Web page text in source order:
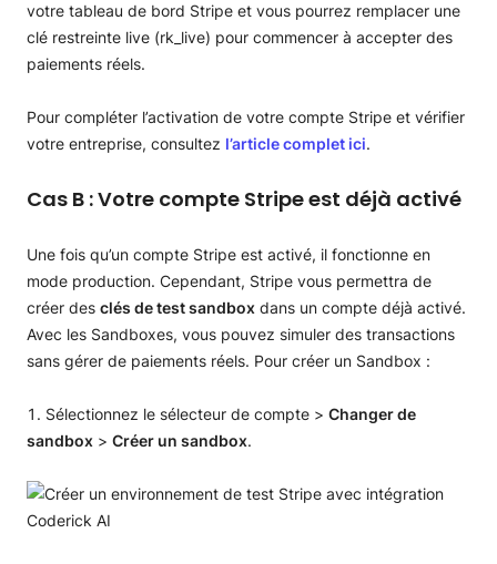
votre tableau de bord Stripe et vous pourrez remplacer une
clé restreinte live (rk_live) pour commencer à accepter des
paiements réels.
Pour compléter l’activation de votre compte Stripe et vérifier
votre entreprise, consultez l’article complet ici.
Cas B : Votre compte Stripe est déjà activé
Une fois qu’un compte Stripe est activé, il fonctionne en
mode production. Cependant, Stripe vous permettra de
créer des clés de test sandbox dans un compte déjà activé.
Avec les Sandboxes, vous pouvez simuler des transactions
sans gérer de paiements réels. Pour créer un Sandbox :
Sélectionnez le sélecteur de compte > Changer de
sandbox > Créer un sandbox.